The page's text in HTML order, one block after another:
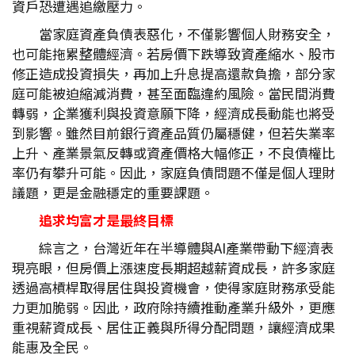
資戶恐遭遇追繳壓力。
當家庭資產負債表惡化，不僅影響個人財務安全，
也可能拖累整體經濟。若房價下跌導致資產縮水、股市
修正造成投資損失，再加上升息提高還款負擔，部分家
庭可能被迫縮減消費，甚至面臨違約風險。當民間消費
轉弱，企業獲利與投資意願下降，經濟成長動能也將受
到影響。雖然目前銀行資產品質仍屬穩健，但若失業率
上升、產業景氣反轉或資產價格大幅修正，不良債權比
率仍有攀升可能。因此，家庭負債問題不僅是個人理財
議題，更是金融穩定的重要課題。
追求均富才是最終目標
綜言之，台灣近年在半導體與AI產業帶動下經濟表
現亮眼，但房價上漲速度長期超越薪資成長，許多家庭
透過高槓桿取得居住與投資機會，使得家庭財務承受能
力更加脆弱。因此，政府除持續推動產業升級外，更應
重視薪資成長、居住正義與所得分配問題，讓經濟成果
能惠及全民。